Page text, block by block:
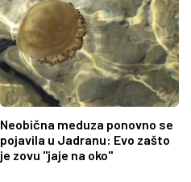
Neobična meduza ponovno se
pojavila u Jadranu: Evo zašto
je zovu "jaje na oko"